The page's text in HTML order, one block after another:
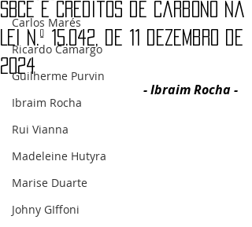
Carlos Marés
Ricardo Camargo
Guilherme Purvin
Ibraim Rocha
Rui Vianna
Madeleine Hutyra
Marise Duarte
Johny GIffoni
SBCE e Créditos de Carbono na
Lei n.º 15.042, de 11 dezembro de
2024
- Ibraim Rocha -